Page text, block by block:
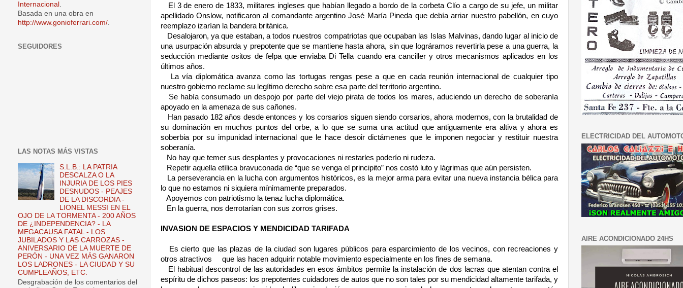
El 3 de enero de 1833, militares ingleses que habían llegado a bordo de la corbeta Clío a cargo de su jefe, un militar
apellidado Onslow, notificaron al comandante argentino José María Pineda que debía arriar nuestro pabellón, en cuyo
reemplazo izarían la bandera británica.
Desalojaron, ya que estaban, a todos nuestros compatriotas que ocupaban las Islas Malvinas, dando lugar al inicio de
una usurpación absurda y prepotente que se mantiene hasta ahora, sin que lográramos revertirla pese a una guerra, la
seducción mediante ositos de felpa que enviaba Di Tella cuando era canciller y otros mecanismos aplicados en los
últimos años.
La vía diplomática avanza como las tortugas rengas pese a que en cada reunión internacional de cualquier tipo
nuestro gobierno reclame su legítimo derecho sobre esa parte del territorio argentino.
Se había consumado un despojo por parte del viejo pirata de todos los mares, aduciendo un derecho de soberanía
apoyado en la amenaza de sus cañones.
Han pasado 182 años desde entonces y los corsarios siguen siendo corsarios, ahora modernos, con la brutalidad de
su dominación en muchos puntos del orbe, a lo que se suma una actitud que antiguamente era altiva y ahora es
soberbia por su impunidad internacional que le hace desoir dictámenes que le imponen negociar y restituir nuestra
soberanía.
No hay que temer sus desplantes y provocaciones ni restarles poderío ni rudeza.
Repetir aquella etílica bravuconada de “que se venga el principito” nos costó luto y lágrimas que aún persisten.
La perseverancia en la lucha con argumentos históricos, es la mejor arma para evitar una nueva instancia bélica para
lo que no estamos ni siquiera mínimamente preparados.
Apoyemos con patriotismo la tenaz lucha diplomática.
En la guerra, nos derrotarían con sus zorros grises.
INVASION DE ESPACIOS Y MENDICIDAD TARIFADA
Es cierto que las plazas de la ciudad son lugares públicos para esparcimiento de los vecinos, con recreaciones y
otros atractivos
que las hacen adquirir notable movimiento especialmente en los fines de semana.
El habitual descontrol de las autoridades en esos ámbitos permite la instalación de dos lacras que atentan contra el
espíritu de dichos paseos: los prepotentes cuidadores de autos que no son tales por su mendicidad altamente tarifada, y
Internacional .
Basada en una obra en
http://www.gonioferrari.com/.
SEGUIDORES
LAS NOTAS MÁS VISTAS
S.L.B.: LA PATRIA
DESCALZA O LA
INJURIA DE LOS PIES
DESNUDOS - PEAJES
DE LA DISCORDIA -
LIONEL MESSI EN EL
OJO DE LA TORMENTA - 200 AÑOS
DE ¿INDEPENDENCIA? - LA
MEGACAUSA FATAL - LOS
JUBILADOS Y LAS CARROZAS -
ANIVERSARIO DE LA MUERTE DE
PERÓN - UNA VEZ MÁS GANARON
LOS LADRONES - LA CIUDAD Y SU
CUMPLEAÑOS, ETC.
Desgrabación de los comentarios del
ELECTRICIDAD DEL
AIRE ACONDICIONADO 24HS